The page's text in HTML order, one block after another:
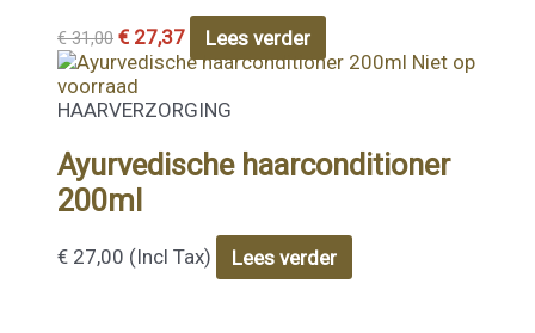
€31,00 € 27,37
Lees verder
Niet op
voorraad
HAARVERZORGING
Ayurvedische haarconditioner
200ml
€ 27,00 (Incl Tax) Lees verder